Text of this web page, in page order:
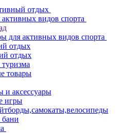
отдых
видов спорта
для активных видов спорта
отдых
отдых
товары
и аксессуары
игры
бани